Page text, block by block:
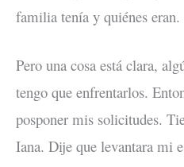
familia tenía y quiénes eran.
Pero una cosa está clara,
tengo que enfrentarlos.
posponer mis solicitudes.
Iana. Dije que levantara mi